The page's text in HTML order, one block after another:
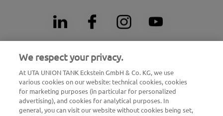
Número 24 h de emergencias ante averías
00800 - 88 27 37 84 (gratuito)
Número 24 h de emergencias ante bloqueos de la tarjeta
00800 88 226 226 (gratuito)
We respect your privacy.
At UTA UNION TANK Eckstein GmbH & Co. KG, we use
various cookies on our website: technical cookies, cookies
for marketing purposes (in particular for personalized
advertising), and cookies for analytical purposes. In
general, you can visit our website without cookies being set,